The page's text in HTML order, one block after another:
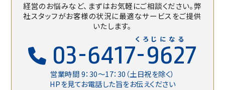
経営のお悩みなど、まずはお気軽にご相談ください。弊
社スタッフがお客様の状況に最適なサービスをご提供
いたします。
03-6417-9627
営業時間 9：30〜17：30（土日祝を除く）
HPを見てお電話した旨をお伝えください
くろじになる